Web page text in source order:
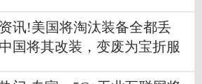
讯!美国将淘汰装备全都丢
国将其改装，变废为宝折服